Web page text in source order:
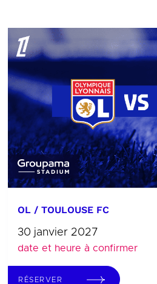
OL / TOULOUSE FC
30 janvier 2027
date et heure à confirmer
RÉSERVER